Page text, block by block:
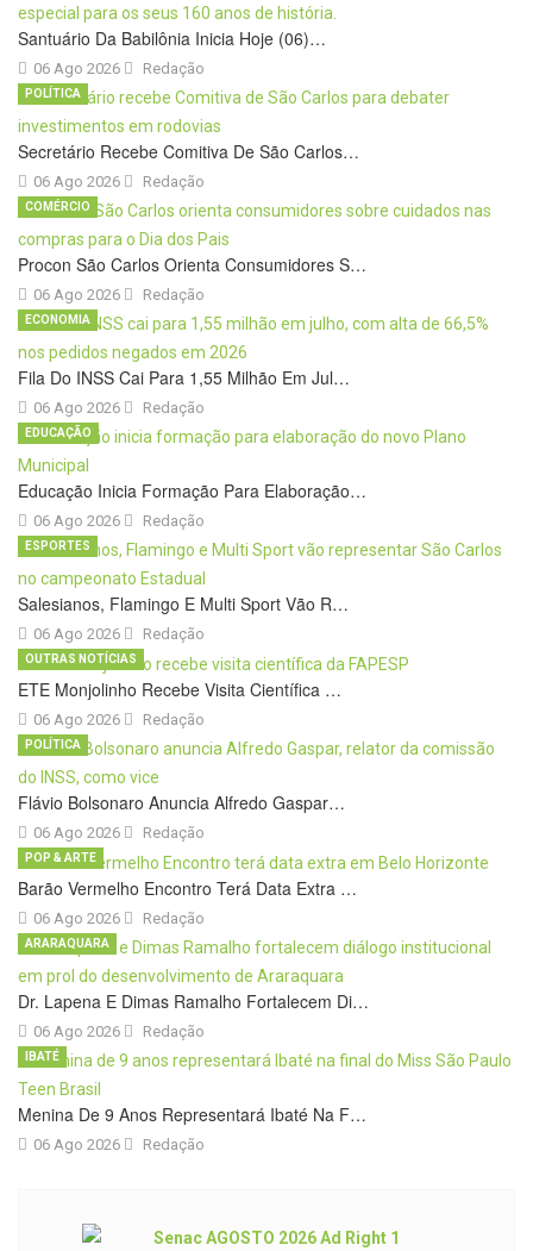
Santuário Da Babilônia Inicia Hoje (06)…
06 Ago 2026 Redação
Secretário Recebe Comitiva De São Carlos…
06 Ago 2026
POLÍTICA
Redação
Procon São Carlos Orienta Consumidores S…
06 Ago 2026
COMÉRCIO
Redação
Fila Do INSS Cai Para 1,55 Milhão Em Jul…
06 Ago 2026
ECONOMIA
Redação
Educação Inicia Formação Para Elaboração…
06 Ago 2026
EDUCAÇÃO
Redação
Salesianos, Flamingo E Multi Sport Vão R…
06 Ago 2026
ESPORTES
Redação
ETE Monjolinho Recebe Visita Científica …
06 Ago 2026
OUTRAS NOTÍCIAS
Redação
Flávio Bolsonaro Anuncia Alfredo Gaspar…
06 Ago 2026
POLÍTICA
Redação
Barão Vermelho Encontro Terá Data Extra …
06 Ago 2026
POP & ARTE
Redação
Dr. Lapena E Dimas Ramalho Fortalecem Di…
06 Ago 2026
ARARAQUARA
Redação
Menina De 9 Anos Representará Ibaté Na F…
06 Ago 2026
IBATÉ
Redação